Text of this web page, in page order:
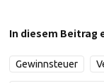
In diesem Beitrag
Gewinnsteuer